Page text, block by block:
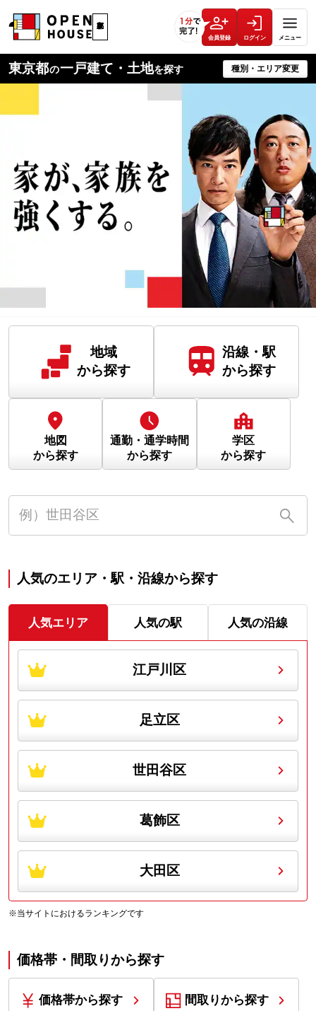
会員登録 ログイン メニュー
東京都の一戸建て・土地を探す 種別・エリア変更
地域
から探す
沿線・駅
から探す
地図
から探す
通勤・通学時間
から探す
学区
から探す
人気のエリア・駅・沿線から探す
人気エリア 人気の駅 人気の沿線
江戸川区
足立区
世田谷区
葛飾区
大田区
※当サイトにおけるランキングです
価格帯・間取りから探す
価格帯から探す 間取りから探す